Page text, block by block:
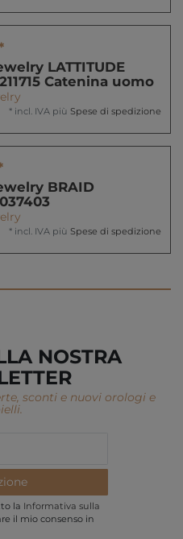
LATTITUDE
Catenina uomo
* incl. IVA più Spese di spedizione
BRAID
* incl. IVA più Spese di spedizione
NOSTRA
sconti e nuovi orologi e
la Informativa sulla
il mio consenso in